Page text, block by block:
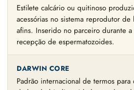
Estilete calcário ou quitinoso
acessórias no sistema reprodutor
afins. Inserido no parceiro durante
recepção de espermatozoides.
DARWIN CORE
Padrão internacional de termos